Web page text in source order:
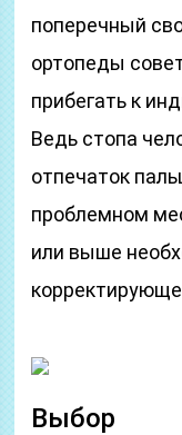
поперечный
ортопеды
прибегать к
Ведь стопа
отпечаток
проблемном
или выше
Выбор